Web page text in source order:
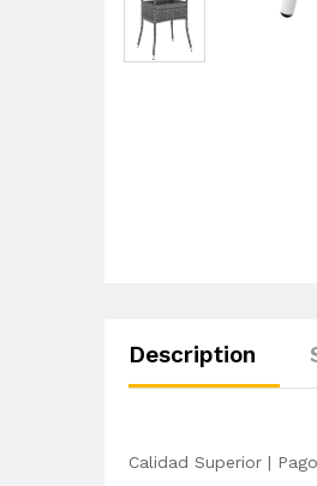
Description
Calidad Superior |